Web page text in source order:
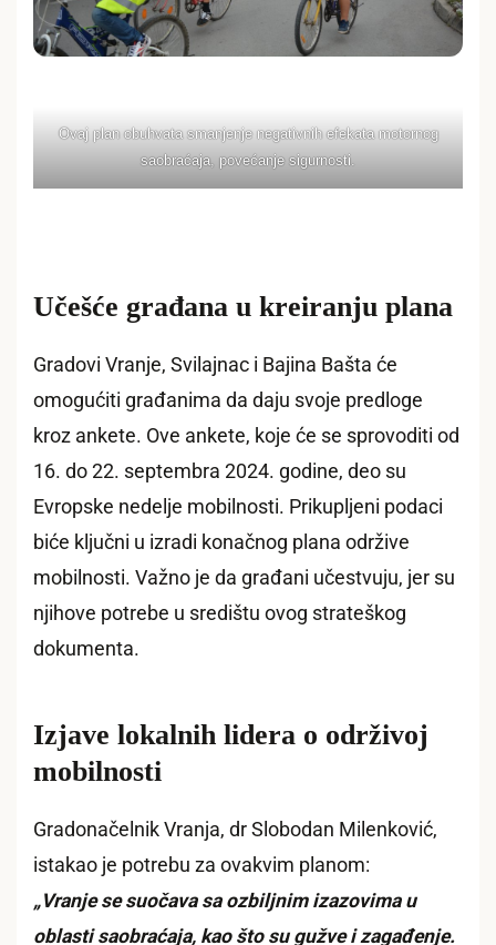
Ovaj plan obuhvata smanjenje negativnih efekata motornog
saobraćaja, povećanje sigurnosti.
Učešće građana u kreiranju plana
Gradovi Vranje, Svilajnac i Bajina Bašta će
omogućiti građanima da daju svoje predloge
kroz ankete. Ove ankete, koje će se sprovoditi od
16. do 22. septembra 2024. godine, deo su
Evropske nedelje mobilnosti. Prikupljeni podaci
biće ključni u izradi konačnog plana održive
mobilnosti. Važno je da građani učestvuju, jer su
njihove potrebe u središtu ovog strateškog
dokumenta.
Izjave lokalnih lidera o održivoj
mobilnosti
Gradonačelnik Vranja, dr Slobodan Milenković,
istakao je potrebu za ovakvim planom:
„Vranje se suočava sa ozbiljnim izazovima u
oblasti saobraćaja, kao što su gužve i zagađenje.